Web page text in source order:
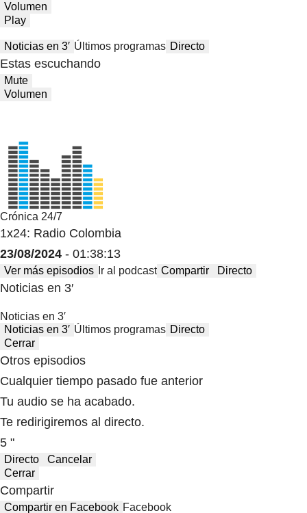
Volumen
Play
Noticias en 3′ Últimos programas Directo
Estas escuchando
Mute
Volumen
Crónica 24/7
1x24: Radio Colombia
23/08/2024 - 01:38:13
Ver más episodios Ir al podcast Compartir Directo
Noticias en 3′
Noticias en 3′
Noticias en 3′ Últimos programas Directo
Cerrar
Otros episodios
Cualquier tiempo pasado fue anterior
Tu audio se ha acabado.
Te redirigiremos al directo.
5 "
Directo
Cancelar
Cerrar
Compartir
Compartir en Facebook Facebook